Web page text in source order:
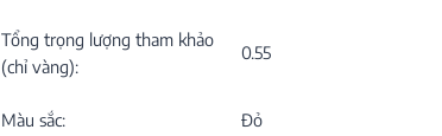
Tổng trọng lượng tham khảo
(chỉ vàng):
0.55
Màu sắc: Đỏ